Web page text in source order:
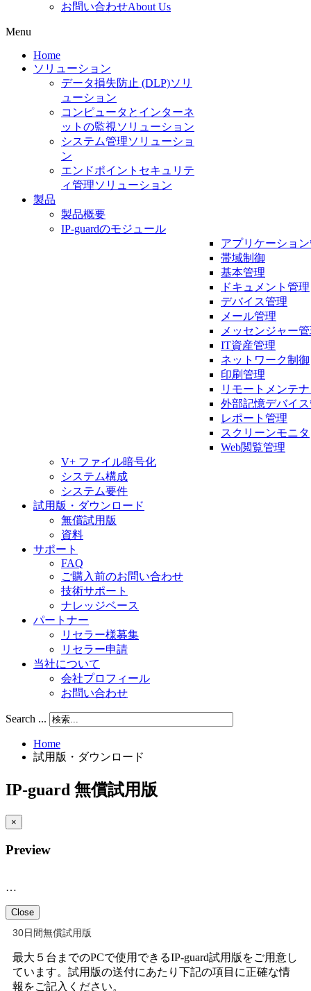
お問い合わせAbout Us
Menu
Home
ソリューション
データ損失防止 (DLP)ソリ
ューション
コンピュータとインターネ
ットの監視ソリューション
システム管理ソリューショ
ン
エンドポイントセキュリテ
ィ管理ソリューション
製品
製品概要
IP-guardのモジュール
アプリケーショ
帯域制御
基本管理
ドキュメント管理
デバイス管理
メール管理
メッセンジャー
IT資産管理
ネットワーク制御
印刷管理
リモートメンテ
外部記憶デバイ
レポート管理
スクリーンモニタ
Web閲覧管理
V+ ファイル暗号化
システム構成
システム要件
試用版・ダウンロード
無償試用版
資料
サポート
FAQ
ご購入前のお問い合わせ
技術サポート
ナレッジベース
パートナー
リセラー様募集
リセラー申請
当社について
会社プロフィール
お問い合わせ
Search ...
Home
試用版・ダウンロード
IP-guard 無償試用版
×
Preview
…
Close
30日間無償試用版
最大５台までのPCで使用できるIP-guard試用版をご用意し
ています。試用版の送付にあたり下記の項目に正確な情
報をご記入ください。